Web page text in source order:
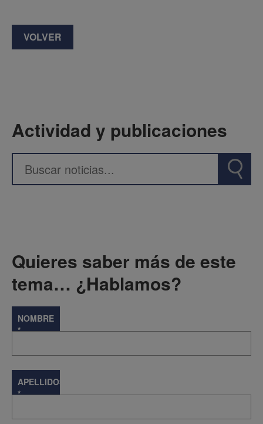
VOLVER
Actividad y publicaciones
Quieres saber más de este
tema… ¿Hablamos?
NOMBRE
*
APELLIDOS
*